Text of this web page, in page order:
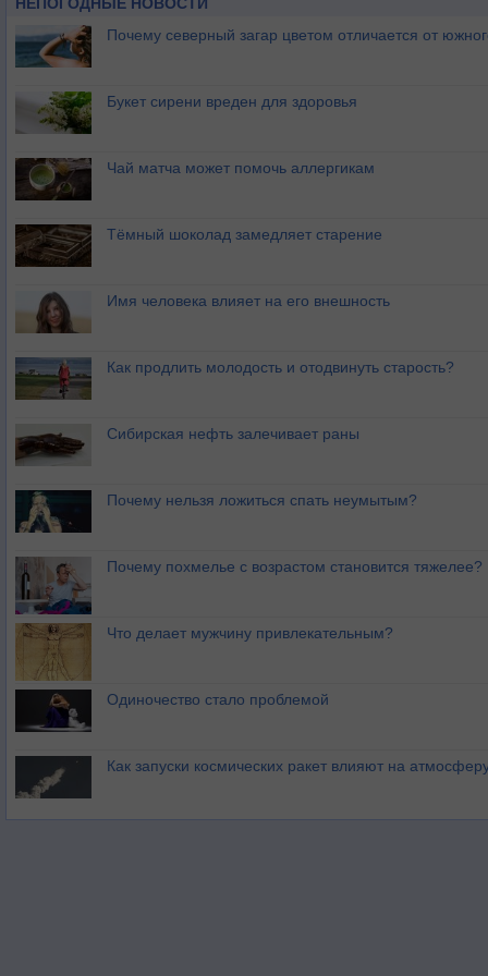
НЕПОГОДНЫЕ НОВОСТИ
Почему северный загар цветом отличается от
Букет сирени вреден для здоровья
Чай матча может помочь аллергикам
Тёмный шоколад замедляет старение
Имя человека влияет на его внешность
Как продлить молодость и отодвинуть старость?
Сибирская нефть залечивает раны
Почему нельзя ложиться спать неумытым?
Почему похмелье с возрастом становится тяжелее?
Что делает мужчину привлекательным?
Одиночество стало проблемой
Как запуски космических ракет влияют на